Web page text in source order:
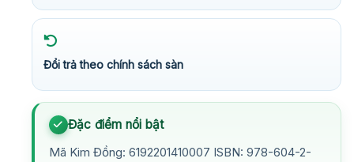
Đổi trả theo chính sách sàn
Đặc điểm nổi bật
Mã Kim Đồng: 6192201410007 ISBN: 978-604-2-